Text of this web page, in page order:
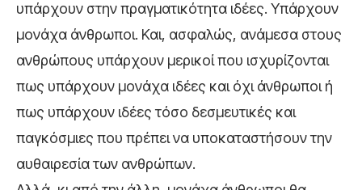
υπάρχουν στην πραγματικότητα ιδέες. Υπάρχουν
μονάχα άνθρωποι. Και, ασφαλώς, ανάμεσα στους
ανθρώπους υπάρχουν μερικοί που ισχυρίζονται
πως υπάρχουν μονάχα ιδέες και όχι άνθρωποι ή
πως υπάρχουν ιδέες τόσο δεσμευτικές και
παγκόσμιες που πρέπει να υποκαταστήσουν την
αυθαιρεσία των ανθρώπων.